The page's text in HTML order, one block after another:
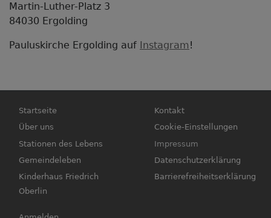
Martin-Luther-Platz 3
84030 Ergolding
Pauluskirche Ergolding auf Instagram !
Hauptnavigation
Startseite
Über uns
Stationen des Lebens
Gemeindeleben
Kinderhaus Friedrich
Oberlin
Fußbereichsmenü
Kontakt
Cookie-Einstellungen
Impressum
Datenschutzerklärung
Barrierefreiheitserklärung
Benutzermenü